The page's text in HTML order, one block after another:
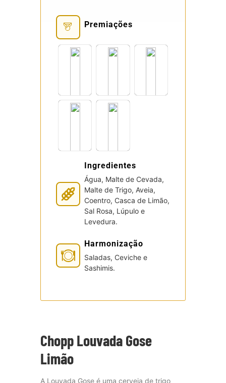
Premiações
Ingredientes
Água, Malte de Cevada,
Malte de Trigo, Aveia,
Coentro, Casca de Limão,
Sal Rosa, Lúpulo e
Levedura.
Harmonização
Saladas, Ceviche e
Sashimis.
Chopp Louvada Gose
Limão
A Louvada Gose é uma cerveja de trigo